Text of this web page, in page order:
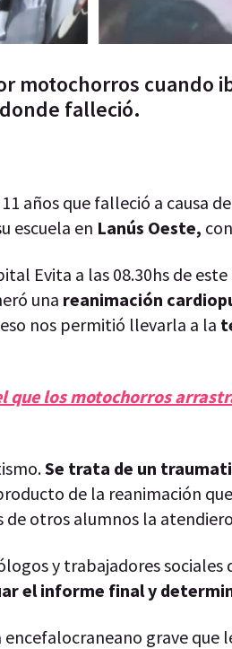
motochorros cuando
falleció.
años que falleció a causa
escuela en Lanús Oeste,
Evita a las 08.30hs de
una reanimación
eso nos permitió llevarla a la
que los motochorros
Se trata de un
de la reanimación
de otros alumnos la
y trabajadores sociales
el informe final y
grave que